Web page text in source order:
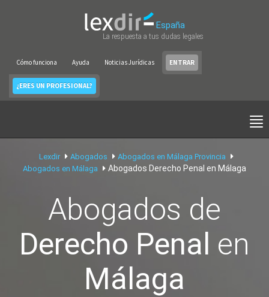
España
La respuesta a tus dudas legales
Cómo funciona Ayuda Noticias Jurídicas ENTRAR
¿ERES UN PROFESIONAL?
Lexdir Abogados
Abogados en Málaga Provincia
Abogados en Málaga
Abogados Derecho Penal en Málaga
Abogados de
Derecho Penal en
Málaga